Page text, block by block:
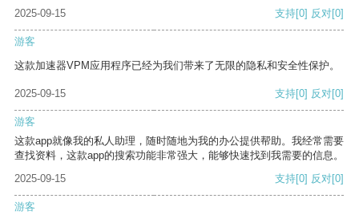
2025-09-15 支持[0] 反对[0]
游客
这款加速器VPM应用程序已经为我们带来了无限的隐私和安全性保护。
2025-09-15 支持[0] 反对[0]
游客
这款app就像我的私人助理，随时随地为我的办公提供帮助。我经常需要
查找资料，这款app的搜索功能非常强大，能够快速找到我需要的信息。
2025-09-15
支持[0] 反对[0]
游客